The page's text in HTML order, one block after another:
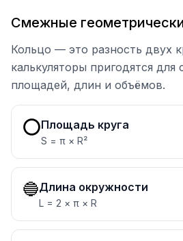
Смежные
Кольцо — это разность двух
калькуляторы пригодятся для
площадей, длин и объёмов.
⭕Площадь круга
S = π × R²
🔵Длина окружности
L = 2 × π × R